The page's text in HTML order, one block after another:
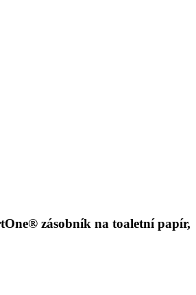
zásobník na toaletní papír,